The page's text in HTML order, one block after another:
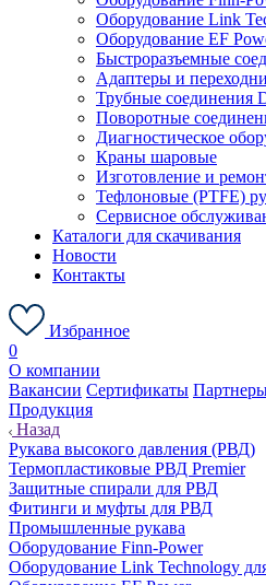
Оборудование Link
Оборудование EF
Быстроразъемные
Адаптеры и
Трубные соединения
Поворотные
Диагностическое
Краны шаровые
Изготовление и
Тефлоновые (PTFE)
Сервисное
Каталоги для скачивания
Новости
Контакты
Избранное
0
О компании
Вакансии Сертификаты
Продукция
Назад
Рукава высокого давления (РВД)
Термопластиковые РВД Premier
Защитные спирали для РВД
Фитинги и муфты для РВД
Промышленные рукава
Оборудование Finn-Power
Оборудование Link Technology